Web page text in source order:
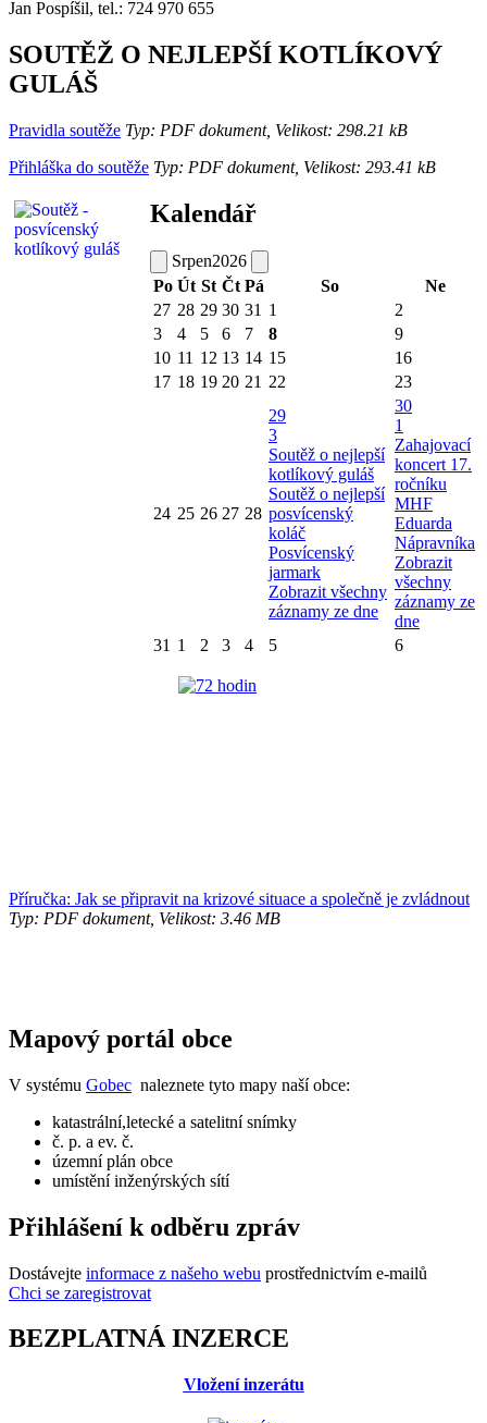
Jan Pospíšil, tel.: 724 970 655
SOUTĚŽ O NEJLEPŠÍ KOTLÍKOVÝ
GULÁŠ
Pravidla soutěže Typ: PDF dokument, Velikost: 298.21 kB
Přihláška do soutěže Typ: PDF dokument, Velikost: 293.41 kB
Kalendář
Srpen2026
Po Út St Čt Pá So
Ne
27 28 29 30 31 1
2
3
4 5 6 7 8
9
10 11 12 13 14 15
16
17 18 19 20 21 22 23
24 25 26 27 28
29
3
Soutěž o nejlepší
kotlíkový guláš
Soutěž o nejlepší
posvícenský
koláč
Posvícenský
jarmark
Zobrazit všechny
záznamy ze dne
30
1
Zahajovací
koncert 17.
ročníku
MHF
Eduarda
Nápravníka
Zobrazit
všechny
záznamy ze
dne
31 1 2 3 4 5 6
Příručka: Jak se připravit na krizové situace a společně je zvládnout
Typ: PDF dokument, Velikost: 3.46 MB
Mapový portál obce
V systému Gobec naleznete tyto mapy naší obce:
katastrální,letecké a satelitní snímky
č. p. a ev. č.
územní plán obce
umístění inženýrských sítí
Přihlášení k odběru zpráv
Dostávejte informace z našeho webu prostřednictvím e-mailů
Chci se zaregistrovat
BEZPLATNÁ INZERCE
Vložení inzerátu